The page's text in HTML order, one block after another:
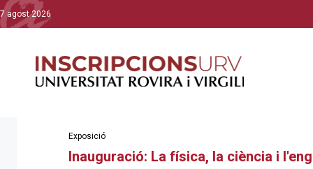
7 agost 2026
Exposició
Inauguració: La física, la ciència i